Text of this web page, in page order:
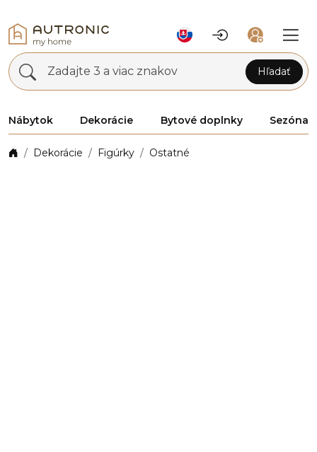
Zadajte 3 a viac znakov Hľadať
Nábytok Dekorácie Bytové doplnky Sezóna
Dekorácie Figúrky Ostatné